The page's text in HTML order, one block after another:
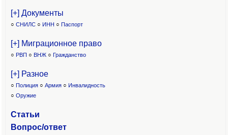
[+] Документы
○ СНИЛС ○ ИНН ○ Паспорт
[+] Миграционное право
○ РВП ○ ВНЖ ○ Гражданство
[+] Разное
○ Полиция ○ Армия ○ Инвалидность
○ Оружие
Статьи
Вопрос/ответ